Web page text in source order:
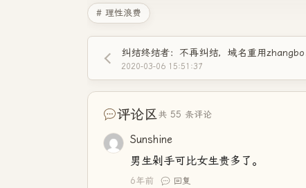
# 理性浪费
纠结终结者：不再纠结，域名重用
2020-03-06 15:51:37
评论区共 55 条评论
Sunshine
男生剁手可比女生贵多了。
6年前 回复